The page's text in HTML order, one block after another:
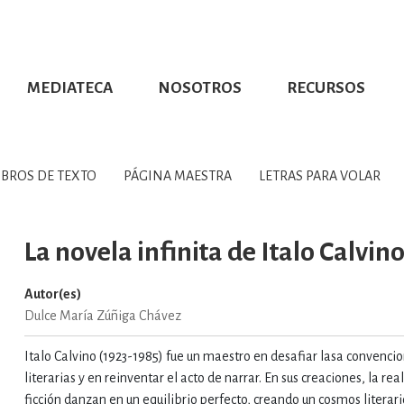
MEDIATECA NOSOTROS RECURSOS
LITERATURA Y
GEOGRAFÍA,
COMPUTACIÓN E INFORMÁTICA
Y MATERIAS
DE TEXTO PÁGINA MAESTRA LETRAS PARA VOLAR
La novela infinita de Italo Calvino
Autor(es)
Dulce María Zúñiga Chávez
Italo Calvino (1923-1985) fue un maestro en desafiar lasa
literarias y en reinventar el acto de narrar. En sus creaciones, la
ficción danzan en un equilibrio perfecto, creando un cosmos